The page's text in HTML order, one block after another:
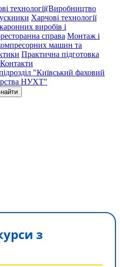
технології(Виробництво
Харчові технології
виробів і
справа Монтаж і
машин та
Практична підготовка
Контакти
"Київський фаховий
НУХТ"
з